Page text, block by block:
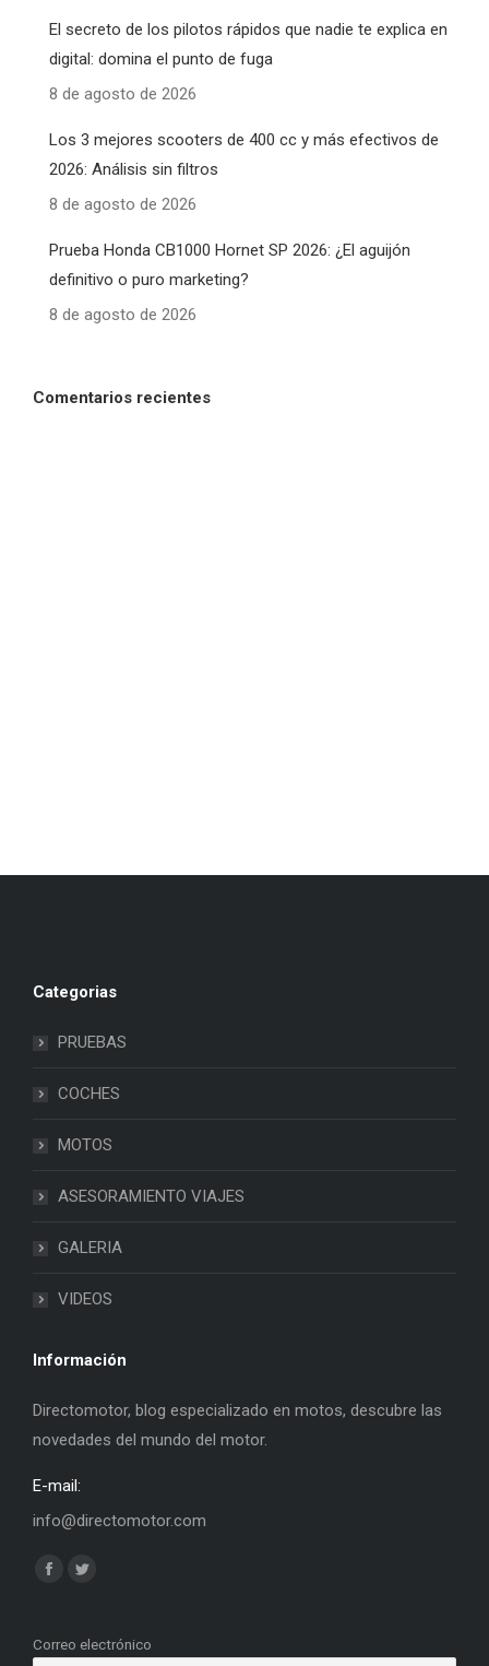
El secreto de los pilotos rápidos que nadie te explica en
digital: domina el punto de fuga
8 de agosto de 2026
Los 3 mejores scooters de 400 cc y más efectivos de
2026: Análisis sin filtros
8 de agosto de 2026
Prueba Honda CB1000 Hornet SP 2026: ¿El aguijón
definitivo o puro marketing?
8 de agosto de 2026
Comentarios recientes
Categorias
PRUEBAS
COCHES
MOTOS
ASESORAMIENTO VIAJES
GALERIA
VIDEOS
Información
Directomotor, blog especializado en motos, descubre las
novedades del mundo del motor.
E-mail:
info@directomotor.com
Find us on:
Facebook
opens
Twitter
opens
Correo electrónico